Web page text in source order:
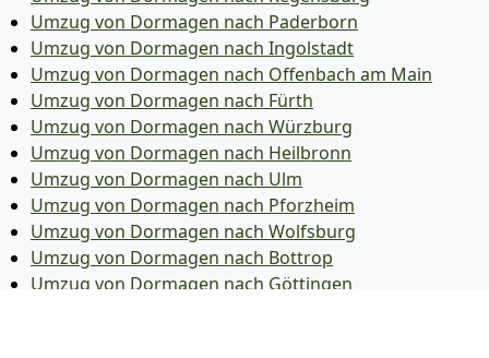
Umzug von Dormagen nach Paderborn
Umzug von Dormagen nach Ingolstadt
Umzug von Dormagen nach Offenbach am Main
Umzug von Dormagen nach Fürth
Umzug von Dormagen nach Würzburg
Umzug von Dormagen nach Heilbronn
Umzug von Dormagen nach Ulm
Umzug von Dormagen nach Pforzheim
Umzug von Dormagen nach Wolfsburg
Umzug von Dormagen nach Bottrop
Umzug von Dormagen nach Göttingen